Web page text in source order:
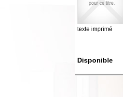
texte imprimé
Disponible